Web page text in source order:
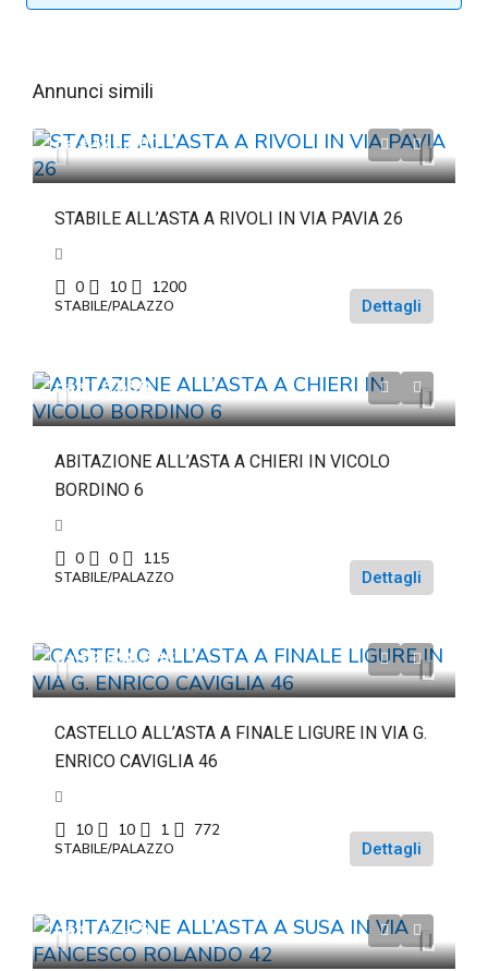
Annunci simili
da€472.500
STABILE ALL’ASTA A RIVOLI IN VIA PAVIA 26
0 10 1200
STABILE/PALAZZO Dettagli
da€26.588
ABITAZIONE ALL’ASTA A CHIERI IN VICOLO
BORDINO 6
0 0 115
STABILE/PALAZZO Dettagli
da€2.998.386
CASTELLO ALL’ASTA A FINALE LIGURE IN VIA G.
ENRICO CAVIGLIA 46
10 10 1 772
STABILE/PALAZZO Dettagli
da€70.425